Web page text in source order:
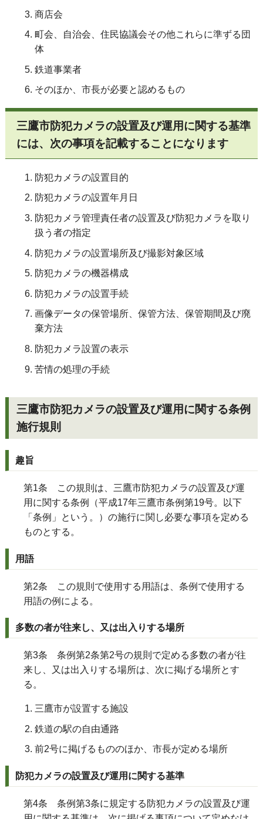
商店会
町会、自治会、住民協議会その他これらに準ずる団
体
鉄道事業者
そのほか、市長が必要と認めるもの
三鷹市防犯カメラの設置及び運用に関する基準
には、次の事項を記載することになります
防犯カメラの設置目的
防犯カメラの設置年月日
防犯カメラ管理責任者の設置及び防犯カメラを取り
扱う者の指定
防犯カメラの設置場所及び撮影対象区域
防犯カメラの機器構成
防犯カメラの設置手続
画像データの保管場所、保管方法、保管期間及び廃
棄方法
防犯カメラ設置の表示
苦情の処理の手続
三鷹市防犯カメラの設置及び運用に関する条例
施行規則
趣旨
第1条 この規則は、三鷹市防犯カメラの設置及び運
用に関する条例（平成17年三鷹市条例第19号。以下
「条例」という。）の施行に関し必要な事項を定める
ものとする。
用語
第2条 この規則で使用する用語は、条例で使用する
用語の例による。
多数の者が往来し、又は出入りする場所
第3条 条例第2条第2号の規則で定める多数の者が往
来し、又は出入りする場所は、次に掲げる場所とす
る。
三鷹市が設置する施設
鉄道の駅の自由通路
前2号に掲げるもののほか、市長が定める場所
防犯カメラの設置及び運用に関する基準
第4条 条例第3条に規定する防犯カメラの設置及び運